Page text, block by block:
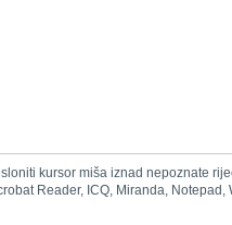
kursor miša iznad nepoznate
Reader, ICQ, Miranda, Notepad,